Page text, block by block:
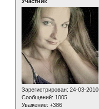
Зарегистрирован: 24-03-2010
Сообщений: 1005
Уважение: +386